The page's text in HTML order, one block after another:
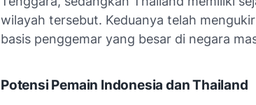
wilayah tersebut. Keduanya telah
basis penggemar yang besar di negara
Potensi Pemain Indonesia dan Thailand